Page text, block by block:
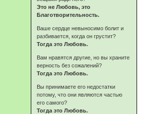
Это не Любовь, это
Благотворительность.
Ваше сердце невыносимо болит и
разбивается, когда он грустит?
Тогда это Любовь.
Вам нравятся другие, но вы храните
верность без сожалений?
Тогда это Любовь.
Вы принимаете его недостатки
потому, что они являются частью
его самого?
Тогда это Любовь.